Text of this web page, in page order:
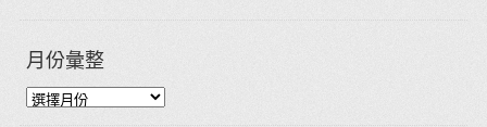
月份彙整